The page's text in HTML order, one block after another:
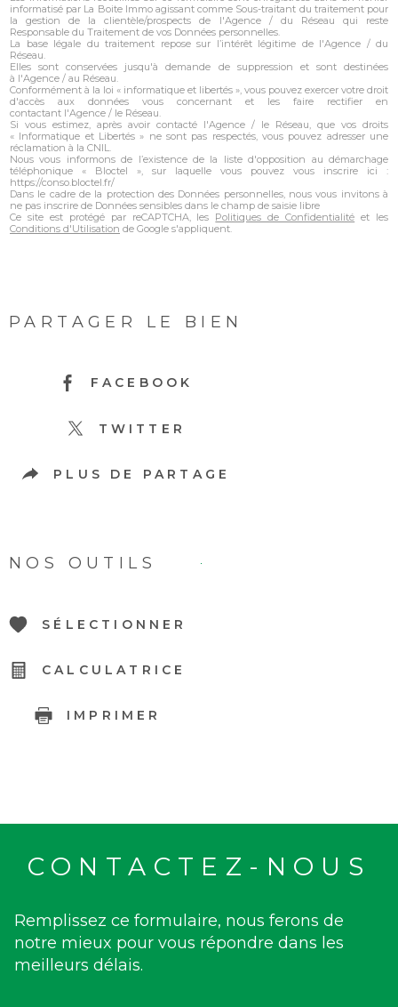
informatisé par La Boite Immo agissant comme Sous-traitant du traitement pour
la gestion de la clientèle/prospects de l'Agence / du Réseau qui reste
Responsable du Traitement de vos Données personnelles.
La base légale du traitement repose sur l’intérêt légitime de l'Agence / du
Réseau.
Elles sont conservées jusqu'à demande de suppression et sont destinées
à l'Agence / au Réseau.
Conformément à la loi « informatique et libertés », vous pouvez exercer votre droit
d'accès aux données vous concernant et les faire rectifier en
contactant l'Agence / le Réseau.
Si vous estimez, après avoir contacté l'Agence / le Réseau, que vos droits
« Informatique et Libertés » ne sont pas respectés, vous pouvez adresser une
réclamation à la CNIL.
Nous vous informons de l’existence de la liste d'opposition au démarchage
téléphonique « Bloctel », sur laquelle vous pouvez vous inscrire ici :
https://conso.bloctel.fr/
Dans le cadre de la protection des Données personnelles, nous vous invitons à
ne pas inscrire de Données sensibles dans le champ de saisie libre
Ce site est protégé par reCAPTCHA, les Politiques de Confidentialité et les
Conditions d'Utilisation de Google s'appliquent.
PARTAGER LE BIEN
FACEBOOK
TWITTER
PLUS DE PARTAGE
NOS OUTILS
SÉLECTIONNER
CALCULATRICE
IMPRIMER
CONTACTEZ-NOUS
Remplissez ce formulaire, nous ferons de
notre mieux pour vous répondre dans les
meilleurs délais.